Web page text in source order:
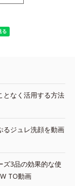
となく活用する方法
るジュレ洗顔を動画
ズ3品の効果的な使
TO動画